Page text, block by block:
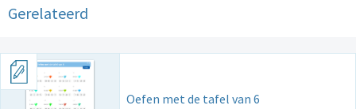
Gerelateerd
Oefen met de tafel van 6